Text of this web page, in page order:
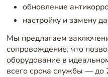
обновление
настройку и замену
Мы предлагаем
сопровождение, что
оборудование в
всего срока службы — до